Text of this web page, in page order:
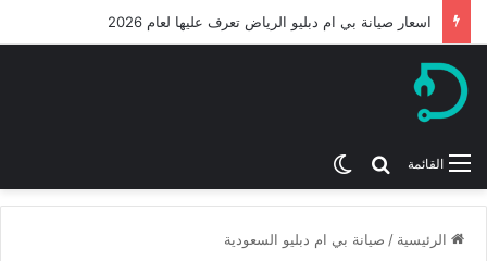
اسعار صيانة بي ام دبليو الرياض تعرف عليها لعام 2026
القائمة بحث عن
الرئيسية / صيانة بي ام دبليو السعودية